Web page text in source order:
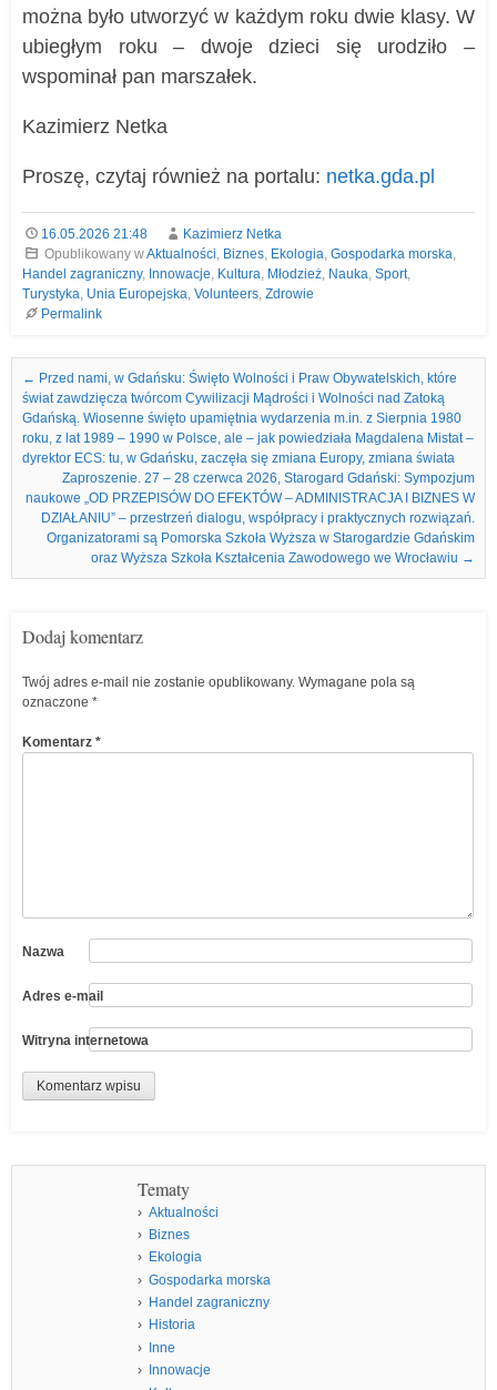
można było utworzyć w każdym roku dwie klasy. W
ubiegłym roku – dwoje dzieci się urodziło –
wspominał pan marszałek.
Kazimierz Netka
Proszę, czytaj również na portalu: netka.gda.pl
16.05.2026 21:48
Kazimierz Netka
Opublikowany wAktualności, Biznes, Ekologia, Gospodarka morska,
Handel zagraniczny, Innowacje, Kultura, Młodzież, Nauka, Sport,
Turystyka, Unia Europejska, Volunteers, Zdrowie
Permalink
Nawigacja we wpisach
← Przed nami, w Gdańsku: Święto Wolności i Praw Obywatelskich, które
świat zawdzięcza twórcom Cywilizacji Mądrości i Wolności nad Zatoką
Gdańską. Wiosenne święto upamiętnia wydarzenia m.in. z Sierpnia 1980
roku, z lat 1989 – 1990 w Polsce, ale – jak powiedziała Magdalena Mistat –
dyrektor ECS: tu, w Gdańsku, zaczęła się zmiana Europy, zmiana świata
Zaproszenie. 27 – 28 czerwca 2026, Starogard Gdański: Sympozjum
naukowe „OD PRZEPISÓW DO EFEKTÓW – ADMINISTRACJA I BIZNES W
DZIAŁANIU” – przestrzeń dialogu, współpracy i praktycznych rozwiązań.
Organizatorami są Pomorska Szkoła Wyższa w Starogardzie Gdańskim
oraz Wyższa Szkoła Kształcenia Zawodowego we Wrocławiu →
Dodaj komentarz
Twój adres e-mail nie zostanie opublikowany. Wymagane pola są
oznaczone *
Komentarz *
Nazwa
Adres e-mail
Witryna internetowa
Tematy
Aktualności
Biznes
Ekologia
Gospodarka morska
Handel zagraniczny
Historia
Inne
Innowacje